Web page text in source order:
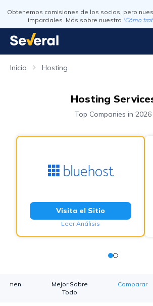
Obtenemos comisiones de los socios, pero
imparciales. Más sobre nuestro 'Cómo
Inicio Hosting
Hosting
Top Companies in 2026
Visita el Sitio
Leer Análisis
Mejor Sobre
Todo
Comparar